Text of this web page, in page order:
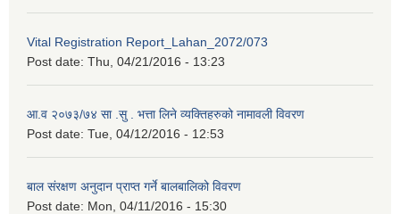
Vital Registration Report_Lahan_2072/073
Post date: Thu, 04/21/2016 - 13:23
आ.व २०७३/७४ सा .सु . भत्ता लिने व्यक्तिहरुको नामावली विवरण
Post date: Tue, 04/12/2016 - 12:53
बाल संरक्षण अनुदान प्राप्त गर्ने बालबालिको विवरण
Post date: Mon, 04/11/2016 - 15:30